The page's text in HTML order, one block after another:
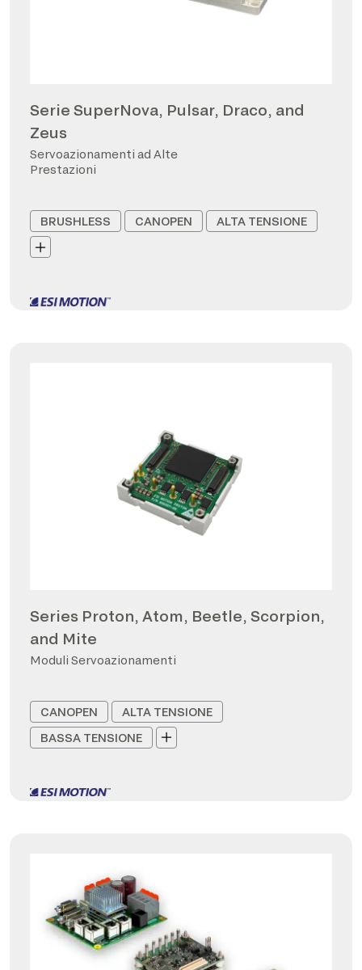
Serie SuperNova, Pulsar, Draco, and
Zeus
Servoazionamenti ad Alte
Prestazioni
BRUSHLESS CANOPEN ALTA TENSIONE
Series Proton, Atom, Beetle, Scorpion,
and Mite
Moduli Servoazionamenti
CANOPEN
ALTA TENSIONE
BASSA TENSIONE